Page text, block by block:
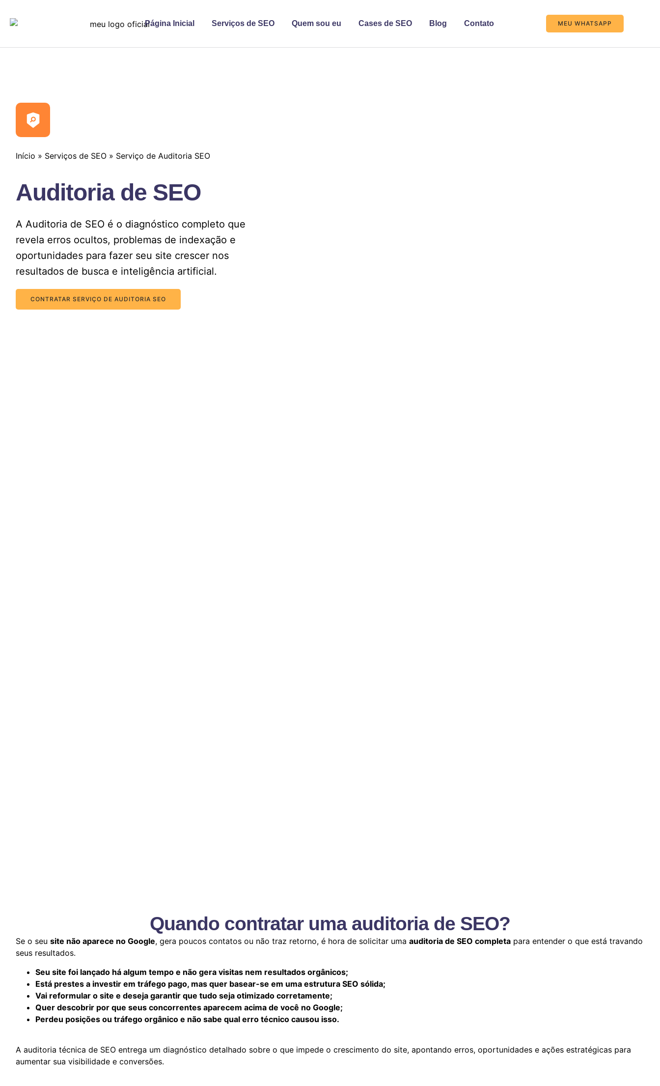
Página Inicial Serviços de SEO Quem sou eu Cases de SEO Blog Contato MEU WHATSAPP
Início » Serviços de SEO » Serviço de Auditoria SEO
Auditoria de SEO
A Auditoria de SEO é o diagnóstico completo que
revela erros ocultos, problemas de indexação e
oportunidades para fazer seu site crescer nos
resultados de busca e inteligência artificial.
CONTRATAR SERVIÇO DE AUDITORIA SEO
Quando contratar uma auditoria de SEO?
Se o seu site não aparece no Google, gera poucos contatos ou não traz retorno, é hora de solicitar uma auditoria de SEO completa para entender o que está travando
seus resultados.
Seu site foi lançado há algum tempo e não gera visitas nem resultados orgânicos;
Está prestes a investir em tráfego pago, mas quer basear-se em uma estrutura SEO sólida;
Vai reformular o site e deseja garantir que tudo seja otimizado corretamente;
Quer descobrir por que seus concorrentes aparecem acima de você no Google;
Perdeu posições ou tráfego orgânico e não sabe qual erro técnico causou isso.
A auditoria técnica de SEO entrega um diagnóstico detalhado sobre o que impede o crescimento do site, apontando erros, oportunidades e ações estratégicas para
aumentar sua visibilidade e conversões.